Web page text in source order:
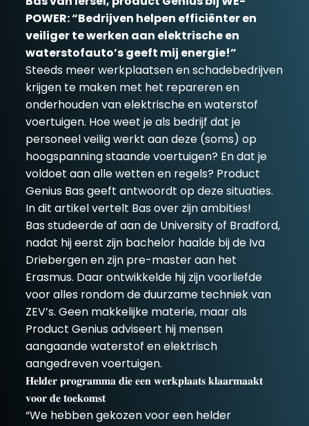
POWER: “Bedrijven helpen efficiënter en
veiliger te werken aan elektrische en
waterstofauto’s geeft mij energie!”
Steeds meer werkplaatsen en schadebedrijven
krijgen te maken met het repareren en
onderhouden van elektrische en waterstof
voertuigen. Hoe weet je als bedrijf dat je
personeel veilig werkt aan deze (soms) op
hoogspanning staande voertuigen? En dat je
voldoet aan alle wetten en regels? Product
Genius Bas geeft antwoordt op deze situaties.
In dit artikel vertelt Bas over zijn ambities!
Bas studeerde af aan de University of Bradford,
nadat hij eerst zijn bachelor haalde bij de Iva
Driebergen en zijn pre-master aan het
Erasmus. Daar ontwikkelde hij zijn voorliefde
voor alles rondom de duurzame techniek van
ZEV’s. Geen makkelijke materie, maar als
Product Genius adviseert hij mensen
aangaande waterstof en elektrisch
aangedreven voertuigen.
𝐇𝐞𝐥𝐝𝐞𝐫 𝐩𝐫𝐨𝐠𝐫𝐚𝐦𝐦𝐚 𝐝𝐢𝐞 𝐞𝐞𝐧 𝐰𝐞𝐫𝐤𝐩𝐥𝐚𝐚𝐭𝐬 𝐤𝐥𝐚𝐚𝐫𝐦𝐚𝐚𝐤𝐭
𝐯𝐨𝐨𝐫 𝐝𝐞 𝐭𝐨𝐞𝐤𝐨𝐦𝐬𝐭
“We hebben gekozen voor een helder